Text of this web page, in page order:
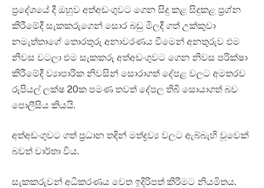
ප්‍රදේශයේ දී ඔහුව අත්අඩංගුවට ගෙන සිදු කළ සිදුකළ ප්‍රශ්න
කිරීමේදී සැකකරුගෙන් සොර බඩු මිලදී ගත් උක්කුවා
නමැත්තාගේ තොරතුරු අනාවරණය වීමෙන් අනතුරුව එම
නිවස වටලා එම සැකකරු අත්අඩංගුවට ගෙන නිවස පරික්ෂා
කිරීමේදී ව්‍යාපාරික නිවසින් සොරාගත් දේපළ වලට අමතරව
රුපියල් ලක්ෂ 20ක පමණ තවත් දේපල තිබී සොයාගත් බව
පොලීසිය කියයි.
අත්අඩංගුවට ගත් ප්‍රධාන තදින් මත්ද්‍රව්‍ය වලට ඇබ්බැහි වූවෙක්
බවත් වාර්තා විය.
සැකකරුවන් අධිකරණය වෙත ඉදිරිපත් කිරීමට නියමිතය.